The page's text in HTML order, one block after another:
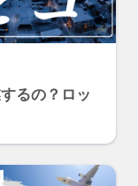
るの？ロッ